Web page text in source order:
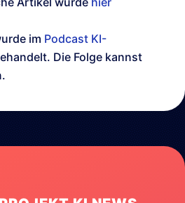
im Podcast KI-
Die Folge kannst